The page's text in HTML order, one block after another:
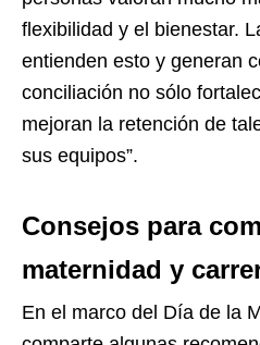
flexibilidad y el bienestar.
entienden esto y generan
conciliación no sólo
mejoran la retención de
sus equipos”.
Consejos para
maternidad y
En el marco del Día de la